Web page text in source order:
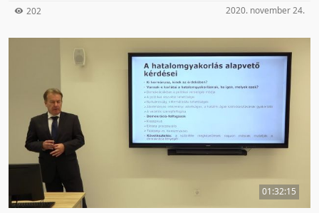
202 2020. november 24.
01:32:15